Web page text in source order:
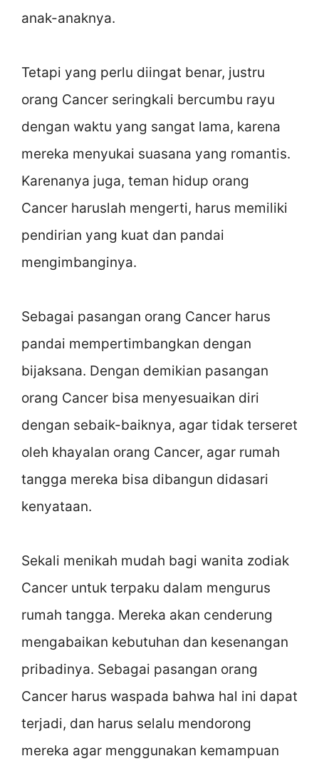
anak-anaknya.
Tetapi yang perlu diingat benar, justru
orang Cancer seringkali bercumbu rayu
dengan waktu yang sangat lama, karena
mereka menyukai suasana yang romantis.
Karenanya juga, teman hidup orang
Cancer haruslah mengerti, harus memiliki
pendirian yang kuat dan pandai
mengimbanginya.
Sebagai pasangan orang Cancer harus
pandai mempertimbangkan dengan
bijaksana. Dengan demikian pasangan
orang Cancer bisa menyesuaikan diri
dengan sebaik-baiknya, agar tidak terseret
oleh khayalan orang Cancer, agar rumah
tangga mereka bisa dibangun didasari
kenyataan.
Sekali menikah mudah bagi wanita zodiak
Cancer untuk terpaku dalam mengurus
rumah tangga. Mereka akan cenderung
mengabaikan kebutuhan dan kesenangan
pribadinya. Sebagai pasangan orang
Cancer harus waspada bahwa hal ini dapat
terjadi, dan harus selalu mendorong
mereka agar menggunakan kemampuan